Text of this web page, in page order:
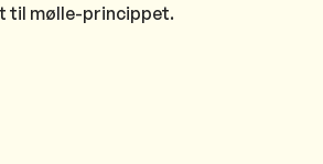
til mølle-princippet.